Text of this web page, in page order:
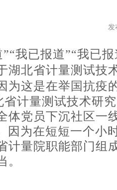
发
我已报道”“我已
湖北省计量测试技
为这是在举国抗疫
省计量测试技术研
体党员下沉社区一
因为在短短一个小
计量院职能部门组
。